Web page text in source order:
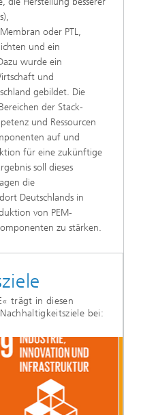
oder PTL,
und ein
wurde ein
und
gebildet. Die
der Stack-
und Ressourcen
auf und
für eine zukünftige
soll dieses
die
Deutschlands in
von PEM-
zu stärken.
trägt in diesen
bei: